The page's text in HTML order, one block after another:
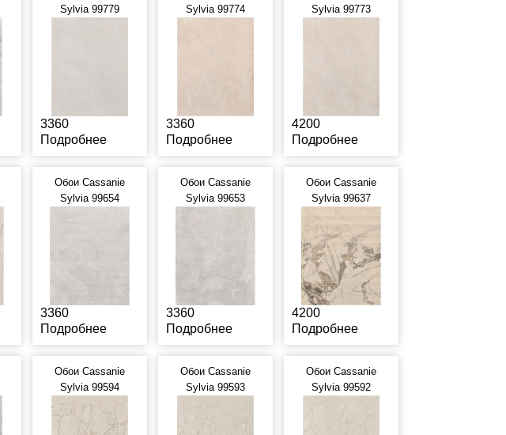
Sylvia 99779
3360
Подробнее
Sylvia 99774
3360
Подробнее
Sylvia 99773
4200
Подробнее
Обои Cassanie
Sylvia 99654
3360
Подробнее
Обои Cassanie
Sylvia 99653
3360
Подробнее
Обои Cassanie
Sylvia 99637
4200
Подробнее
Обои Cassanie
Sylvia 99594
Обои Cassanie
Sylvia 99593
Обои Cassanie
Sylvia 99592